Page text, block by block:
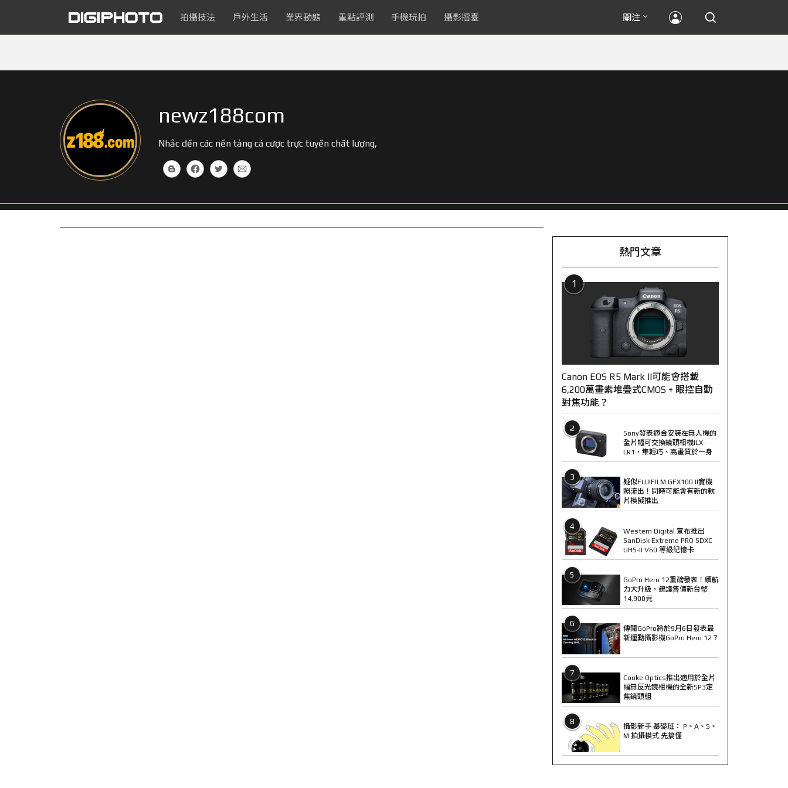
拍攝技法 戶外生活 業界動態 重點評測 手機玩拍 攝影擂臺 關注
newz188com
Nhắc đến các nền tảng cá cược trực tuyến chất lượng,
熱門文章
1
Canon EOS R5 Mark II可能會搭載
6,200萬畫素堆疊式CMOS + 眼控自動
對焦功能？
2
Sony發表適合安裝在無人機的
全片幅可交換鏡頭相機ILX-
LR1，集輕巧、高畫質於一身
3
疑似FUJIFILM GFX100 II實機
照流出！同時可能會有新的軟
片模擬推出
4
Western Digital 宣布推出
SanDisk Extreme PRO SDXC
UHS-II V60 等級記憶卡
5
GoPro Hero 12重磅發表！續航
力大升級，建議售價新台幣
14,900元
6
傳聞GoPro將於9月6日發表最
新運動攝影機GoPro Hero 12？
7
Cooke Optics推出適用於全片
幅無反光鏡相機的全新SP3定
焦鏡頭組
8
攝影新手 基礎班： P、A、S、
M 拍攝模式 先搞懂